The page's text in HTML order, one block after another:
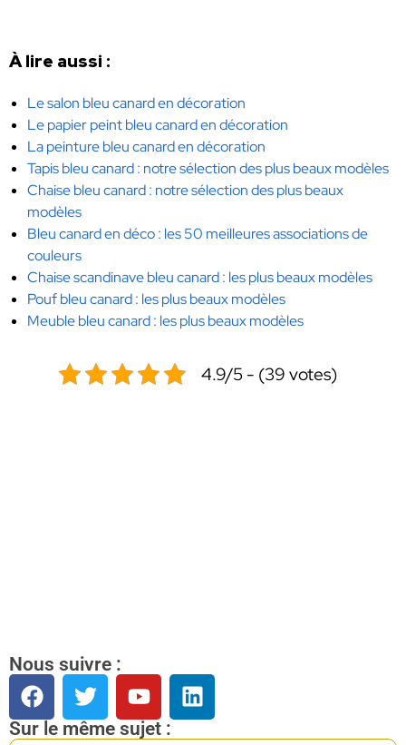
À lire aussi :
Le salon bleu canard en décoration
Le papier peint bleu canard en décoration
La peinture bleu canard en décoration
Tapis bleu canard : notre sélection des plus beaux modèles
Chaise bleu canard : notre sélection des plus beaux
modèles
Bleu canard en déco : les 50 meilleures associations de
couleurs
Chaise scandinave bleu canard : les plus beaux modèles
Pouf bleu canard : les plus beaux modèles
Meuble bleu canard : les plus beaux modèles
4.9/5 - (39 votes)
Nous suivre :
Sur le même sujet :